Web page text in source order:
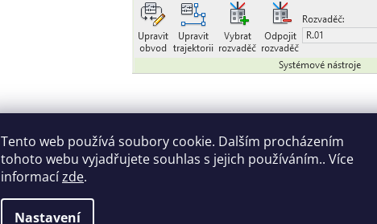
Tento web používá soubory cookie. Dalším procházením
tohoto webu vyjadřujete souhlas s jejich používáním.. Více
informacízde.
Nastavení